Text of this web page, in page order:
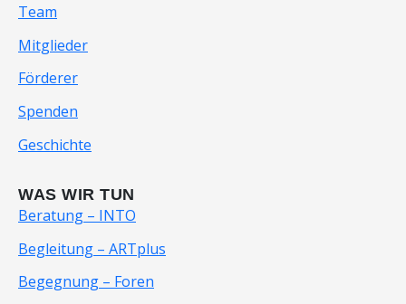
Team
Mitglieder
Förderer
Spenden
Geschichte
WAS WIR TUN
Beratung – INTO
Begleitung – ARTplus
Begegnung – Foren